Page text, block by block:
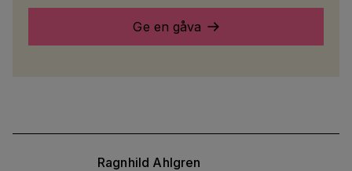
Ge en gåva
Ragnhild Ahlgren